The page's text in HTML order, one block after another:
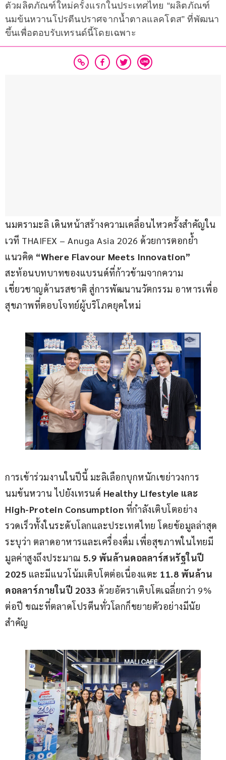
ตัวผลิตภัณฑ์ใหม่ครั้งแรกในประเทศไทย “ผลิตภัณฑ์
นมข้นหวานโปรตีนปราศจากน้ำตาลแลคโตส” ที่พัฒนา
ขึ้นเพื่อตอบรับเทรนด์นี้โดยเฉพาะ
นมตรามะลิ เดินหน้าสร้างความเคลื่อนไหวครั้งสำคัญใน
เวที THAIFEX – Anuga Asia 2026 ด้วยการตอกย้ำ
แนวคิด “Where Flavour Meets Innovation”
สะท้อนบทบาทของแบรนด์ที่ก้าวข้ามจากความ
เชี่ยวชาญด้านรสชาติ สู่การพัฒนานวัตกรรม อาหารเพื่อ
สุขภาพที่ตอบโจทย์ผู้บริโภคยุคใหม่
การเข้าร่วมงานในปีนี้ มะลิเลือกบุกหนักเขย่าวงการ
นมข้นหวาน ไปยังเทรนด์ Healthy Lifestyle และ
High-Protein Consumption ที่กำลังเติบโตอย่าง
รวดเร็วทั้งในระดับโลกและประเทศไทย โดยข้อมูลล่าสุด
ระบุว่า ตลาดอาหารและเครื่องดื่ม เพื่อสุขภาพในไทยมี
มูลค่าสูงถึงประมาณ 5.9 พันล้านดอลลาร์สหรัฐในปี
2025 และมีแนวโน้มเติบโตต่อเนื่องแตะ 11.8 พันล้าน
ดอลลาร์ภายในปี 2033 ด้วยอัตราเติบโตเฉลี่ยกว่า 9%
ต่อปี ขณะที่ตลาดโปรตีนทั่วโลกก็ขยายตัวอย่างมีนัย
สำคัญ